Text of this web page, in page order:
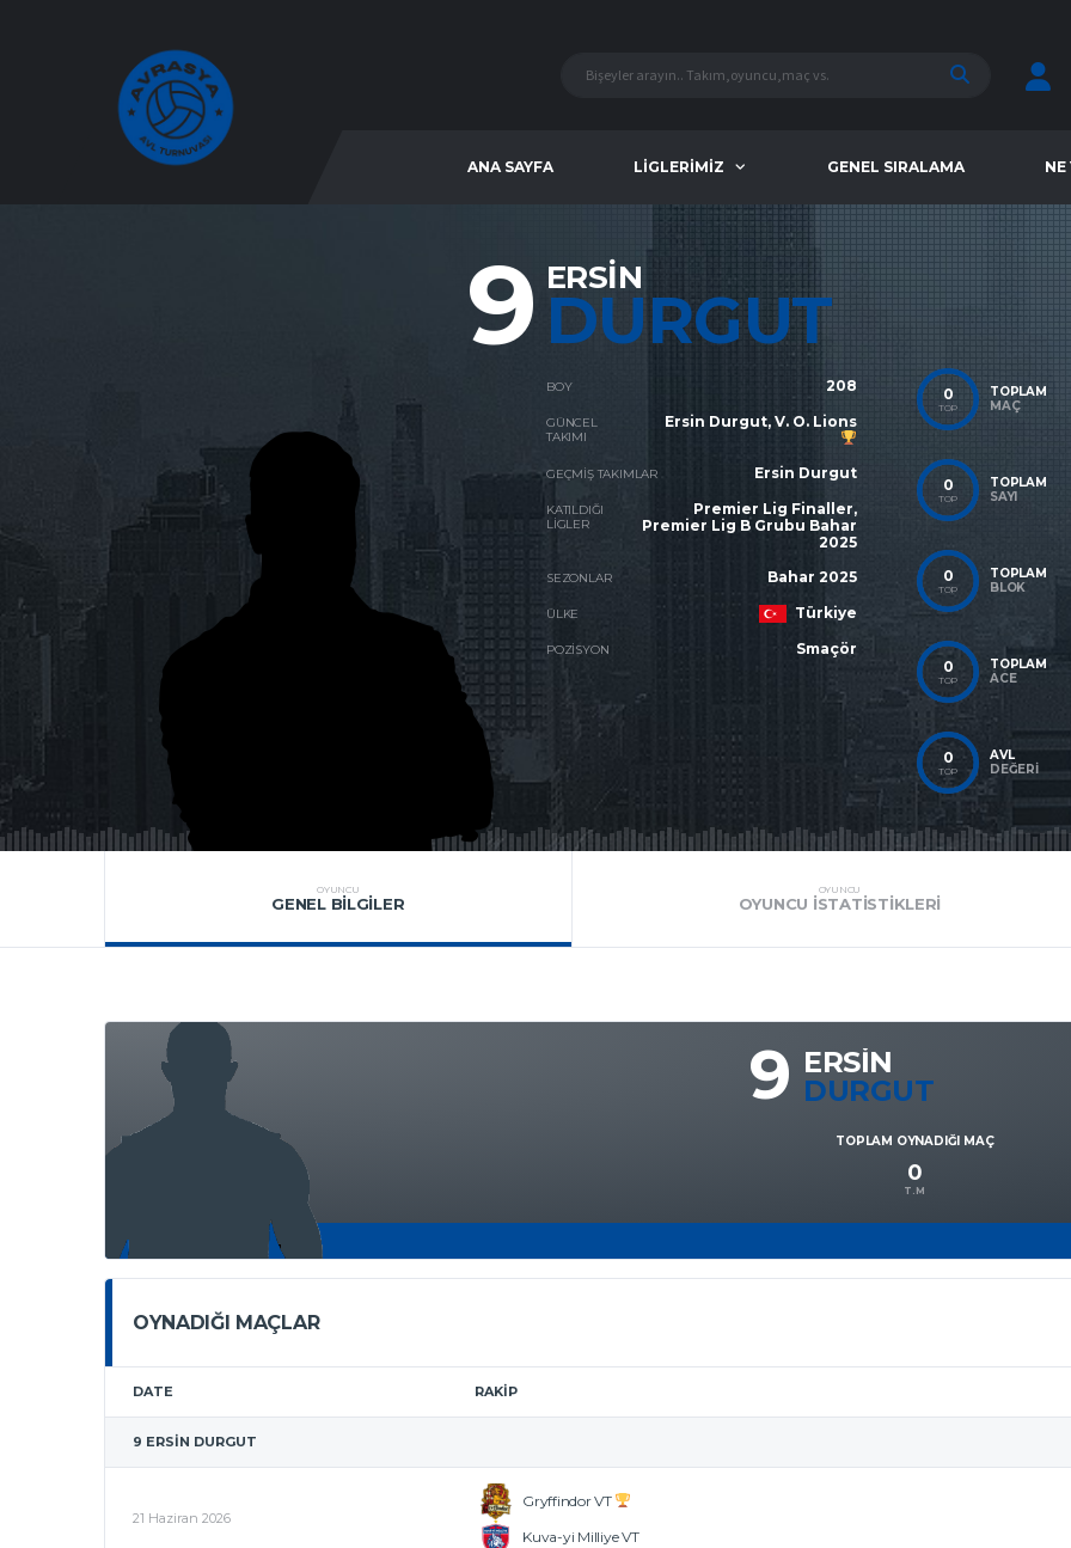
ANA SAYFA LIGLERIMIZ GENEL SIRALAMA NE
9 ERSIN
DURGUT
BOY 208
GÜNCEL
TAKIMI
Ersin Durgut, V. O. Lions
GEÇMIŞ TAKIMLAR Ersin Durgut
KATILDIĞI
LIGLER
Premier Lig Finaller,
Premier Lig B Grubu Bahar
2025
SEZONLAR Bahar 2025
ÜLKE Türkiye
POZISYON Smaçör
0
TOP
TOPLAM
MAÇ
0
TOP
TOPLAM
SAYI
0
TOP
TOPLAM
BLOK
0
TOP
TOPLAM
ACE
0
TOP
AVL
DEĞERI
OYUNCU
GENEL BILGILER
OYUNCU
OYUNCU İSTATISTIKLERI
9 ERSIN
DURGUT
TOPLAM OYNADIĞI MAÇ
0
T.M
OYNADIĞI MAÇLAR
DATE RAKIP
9 ERSIN DURGUT
21 Haziran 2026
Gryffindor VT
Kuva-yi Milliye VT